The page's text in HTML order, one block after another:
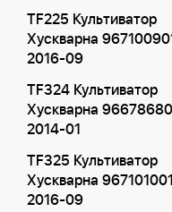
TF225 Культиватор
Хускварна
2016-09
TF324 Культиватор
Хускварна
2014-01
TF325 Культиватор
Хускварна 967101001
2016-09